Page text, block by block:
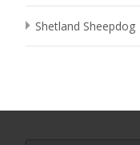
Shetland Sheepdog